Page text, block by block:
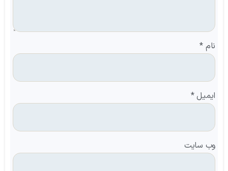
نام *
ایمیل*
وب‌ سایت